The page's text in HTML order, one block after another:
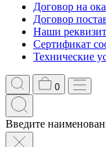
Договор на
Договор
Наши
Сертификат
Технические
0
Введите